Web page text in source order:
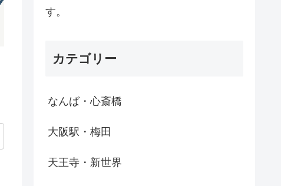
す。
カテゴリー
なんば・心斎橋
大阪駅・梅田
天王寺・新世界